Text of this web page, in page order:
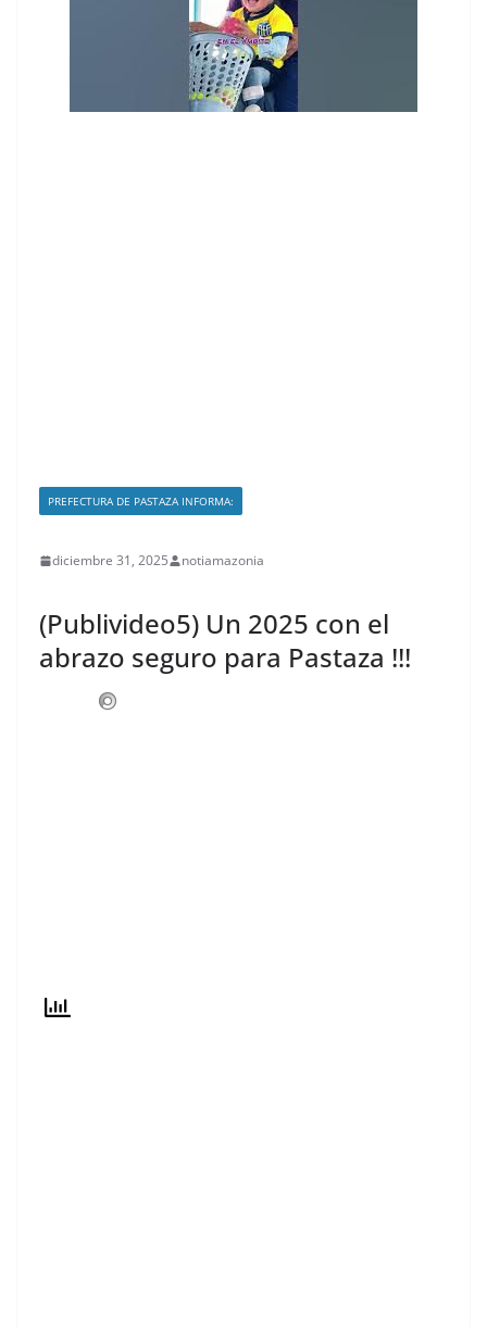
PREFECTURA DE PASTAZA INFORMA:
diciembre 31, 2025 notiamazonia
(Publivideo5) Un 2025 con el
abrazo seguro para Pastaza !!!